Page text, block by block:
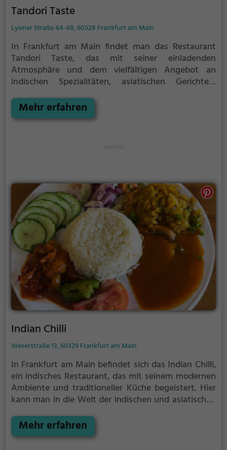
Tandori Taste
Lyoner Straße 44-48, 60528 Frankfurt am Main
In Frankfurt am Main findet man das Restaurant
Tandori Taste, das mit seiner einladenden
Atmosphäre und dem vielfältigen Angebot an
indischen Spezialitäten, asiatischen Gerichten,
und gesunden Speisen überzeugt. Das in Rot- und
Beigetönen dekorierte Restaurant mit gemütlicher
Mehr erfahren
Indian Chilli
Weserstraße 13, 60329 Frankfurt am Main
In Frankfurt am Main befindet sich das Indian Chilli,
ein indisches Restaurant, das mit seinem modernen
Ambiente und traditioneller Küche begeistert. Hier
kann man in die Welt der indischen und asiatischen
vegane Gerichte genießen. Das vielfältige Angebot
an Getränken rundet das kulinarische Erlebnis ab.
Mehr erfahren